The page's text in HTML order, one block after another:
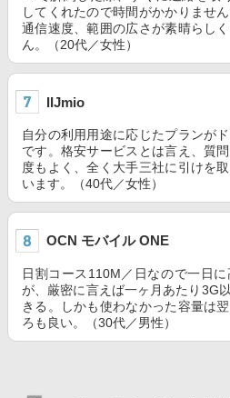
してくれたので時間がかかりませ
通信速度、範囲の広さが素晴らし
ん。（20代／女性）
IIJmio
自分の利用用途に応じたプランが
です。格安サービスとは言え、質
度もよく、全く大手三社に引けを
います。（40代／女性）
OCN モバイル ONE
日割コース110M／日なので一日
が、厳密に言えば一ヶ月あたり3G
きる。しかも使わなかった容量は
ろも良い。（30代／男性）